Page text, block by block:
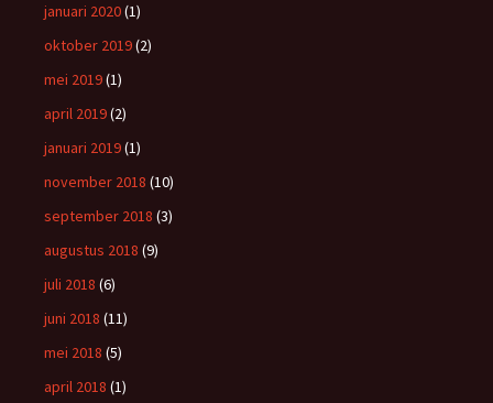
januari 2020(1)
oktober 2019(2)
mei 2019(1)
april 2019(2)
januari 2019(1)
november 2018 (10)
september 2018 (3)
augustus 2018 (9)
juli 2018 (6)
juni 2018 (11)
mei 2018 (5)
april 2018 (1)